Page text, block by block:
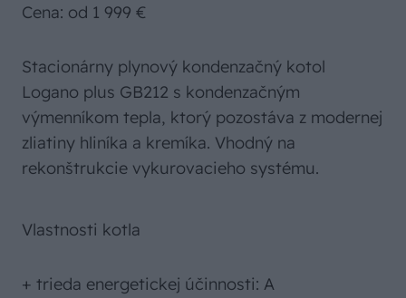
Cena: od 1 999 €
Stacionárny plynový kondenzačný kotol
Logano plus GB212 s kondenzačným
výmenníkom tepla, ktorý pozostáva z modernej
zliatiny hliníka a kremíka. Vhodný na
rekonštrukcie vykurovacieho systému.
Vlastnosti kotla
+ trieda energetickej účinnosti: A